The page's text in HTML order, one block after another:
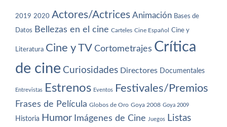
2019 2020 Actores/Actrices Animación Bases de
Datos Bellezas en el cine Carteles Cine Español Cine y
Literatura Cine y TV Cortometrajes Crítica
de cine Curiosidades Directores Documentales
Entrevistas Estrenos Eventos Festivales/Premios
Frases de Película Globos de Oro Goya 2008 Goya 2009
Historia Humor Imágenes de Cine Juegos Listas